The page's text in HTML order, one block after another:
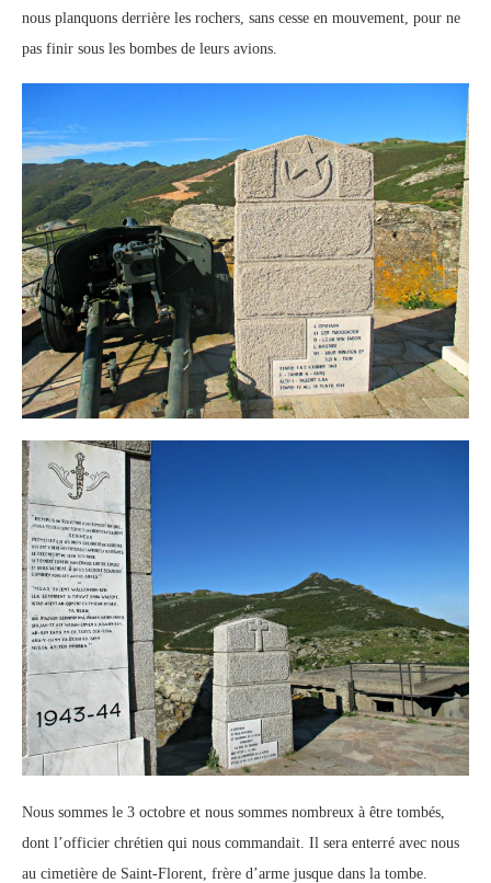
nous planquons derrière les rochers, sans cesse en mouvement, pour ne
pas finir sous les bombes de leurs avions.
Nous sommes le 3 octobre et nous sommes nombreux à être tombés,
dont l’officier chrétien qui nous commandait. Il sera enterré avec nous
au cimetière de Saint-Florent, frère d’arme jusque dans la tombe.